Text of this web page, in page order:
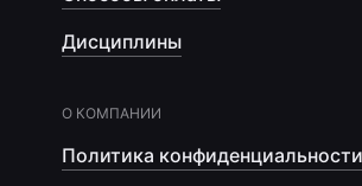
Дисциплины
О КОМПАНИИ
Политика конфиденциальности